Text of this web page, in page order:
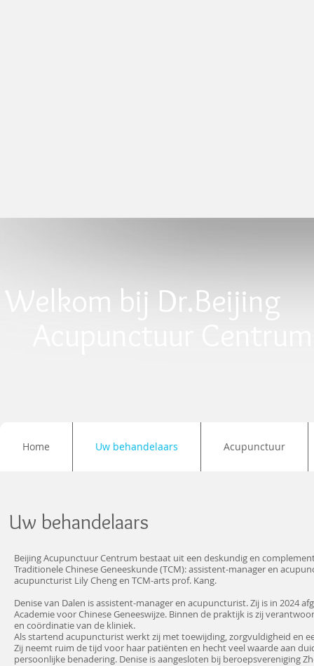
Welkom bij
Home Uw behandelaars Acupunctuur
Uw behandelaars
Beijing Acupunctuur Centrum bestaat uit een deskundig en
Traditionele Chinese Geneeskunde (TCM): assistent-manager en
acupuncturist Lily Cheng en TCM-arts prof. Kang.
Denise van Dalen is assistent-manager en acupuncturist. Zij is in 2024
Academie voor Chinese Geneeswijze. Binnen de praktijk is zij
en coördinatie van de kliniek.
Als startend acupuncturist werkt zij met toewijding, zorgvuldigheid en
Zij neemt ruim de tijd voor haar patiënten en hecht veel waarde aan
persoonlijke benadering. Denise is aangesloten bij beroepsvereniging